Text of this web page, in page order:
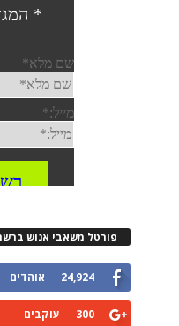
משאבי אנוש ברשתות החברתיות
אוהדים
עוקבים